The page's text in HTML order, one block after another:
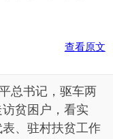
查看原文
总书记，驱车两
贫困户，看实
、驻村扶贫工作